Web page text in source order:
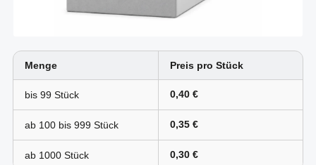
Menge Preis pro Stück
bis 99 0,40 €
ab 100 bis 999 0,35 €
ab 1000 0,30 €